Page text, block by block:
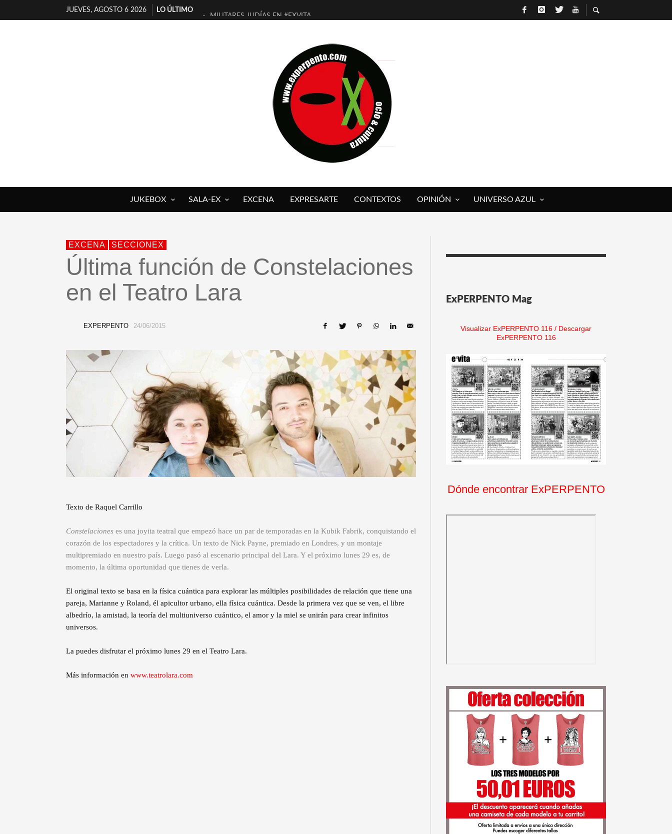
JUEVES, AGOSTO 6 2026
LO ÚLTIMO
MILITARES JUDÍAS EN #EXVITA
MARSHALL FLASH PRESENTA EN EXVITA [RELATIVA SENCILLEZ]
JOFRE BARDAGÍ EN EXVITA INTERPRETANDO A SERRAT
YORCH PRESENTA [CURSO DE ARMONÍA PERSECUTORIA] EN EXVITA
MAGALÍ SARE NOS EXPLICA [DESCASADA]
«NO TENGO PUTOS SUEÑOS»
[A FUEGO] DE ESTEL DÍAZ
[LA BOLA NEGRA] DE JAVIER CALVO Y JAVIER AMBROSSI
JUKEBOX SALA-EX EXCENA EXPRESARTE CONTEXTOS OPINIÓN UNIVERSO AZUL
EXCENA SECCIONEX
Última función de Constelaciones
en el Teatro Lara
EXPERPENTO 24/06/2015
Texto de Raquel Carrillo
Constelaciones es una joyita teatral que empezó hace un par de temporadas en la Kubik Fabrik, conquistando el
corazón de los espectadores y la crítica. Un texto de Nick Payne, premiado en Londres, y un montaje
multipremiado en nuestro país. Luego pasó al escenario principal del Lara. Y el próximo lunes 29 es, de
momento, la última oportunidad que tienes de verla.
El original texto se basa en la física cuántica para explorar las múltiples posibilidades de relación que tiene una
pareja, Marianne y Roland, él apicultor urbano, ella física cuántica. Desde la primera vez que se ven, el libre
albedrío, la amistad, la teoría del multiuniverso cuántico, el amor y la miel se unirán para crear infinitos
universos.
La puedes disfrutar el próximo lunes 29 en el Teatro Lara.
Más información en www.teatrolara.com
ExPERPENTO Mag
Visualizar ExPERPENTO 116 / Descargar
ExPERPENTO 116
Dónde encontrar ExPERPENTO